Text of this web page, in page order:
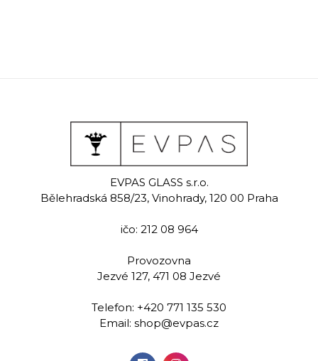
lihoviny 50
Evpas garnet
Ručně rytá sklenice na
lihoviny 60 ml
1 129,00 Kč
Přidat do
košíku
Ručně
EVPAS GLASS s.r.o.
Bělehradská 858/23, Vinohrady, 120 00 Praha
ičo: 212 08 964
Provozovna
Jezvé 127, 471 08 Jezvé
Telefon: +420 771 135 530
Email: shop@evpas.cz